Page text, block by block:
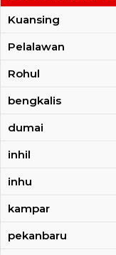
Kuansing
Pelalawan
Rohul
bengkalis
dumai
inhil
inhu
kampar
pekanbaru